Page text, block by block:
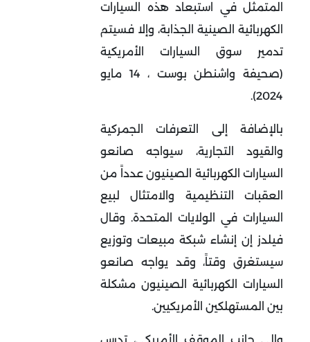
المتمثل في استبعاد هذه السيارات
الكهربائية الصينية الجذابة، وإلا فسيتم
تدمير سوق السيارات الأمريكية
(صحيفة واشنطن بوست ، 14 مايو
2024).
بالإضافة إلى التعرفات الجمركية
والقيود التجارية، سيواجه صانعو
السيارات الكهربائية الصينيون عدداً من
العقبات التنظيمية والامتثال لبيع
السيارات في الولايات المتحدة. وقال
فيلدز إن إنشاء شبكة مبيعات وتوزيع
سيستغرق وقتاً، وقد يواجه صانعو
السيارات الكهربائية الصينيون مشكلة
بين المستهلكين الأمريكيين.